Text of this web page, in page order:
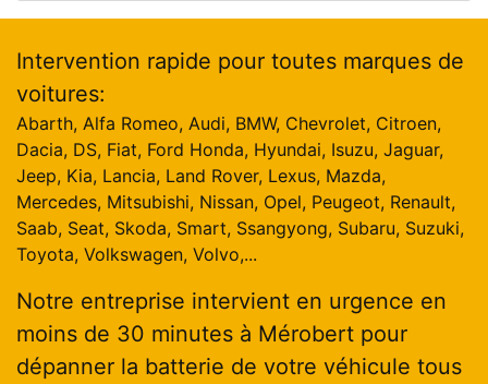
Intervention rapide pour toutes marques de
voitures:
Abarth, Alfa Romeo, Audi, BMW, Chevrolet, Citroen,
Dacia, DS, Fiat, Ford Honda, Hyundai, Isuzu, Jaguar,
Jeep, Kia, Lancia, Land Rover, Lexus, Mazda,
Mercedes, Mitsubishi, Nissan, Opel, Peugeot, Renault,
Saab, Seat, Skoda, Smart, Ssangyong, Subaru, Suzuki,
Toyota, Volkswagen, Volvo,...
Notre entreprise intervient en urgence en
moins de 30 minutes à Mérobert pour
dépanner la batterie de votre véhicule tous